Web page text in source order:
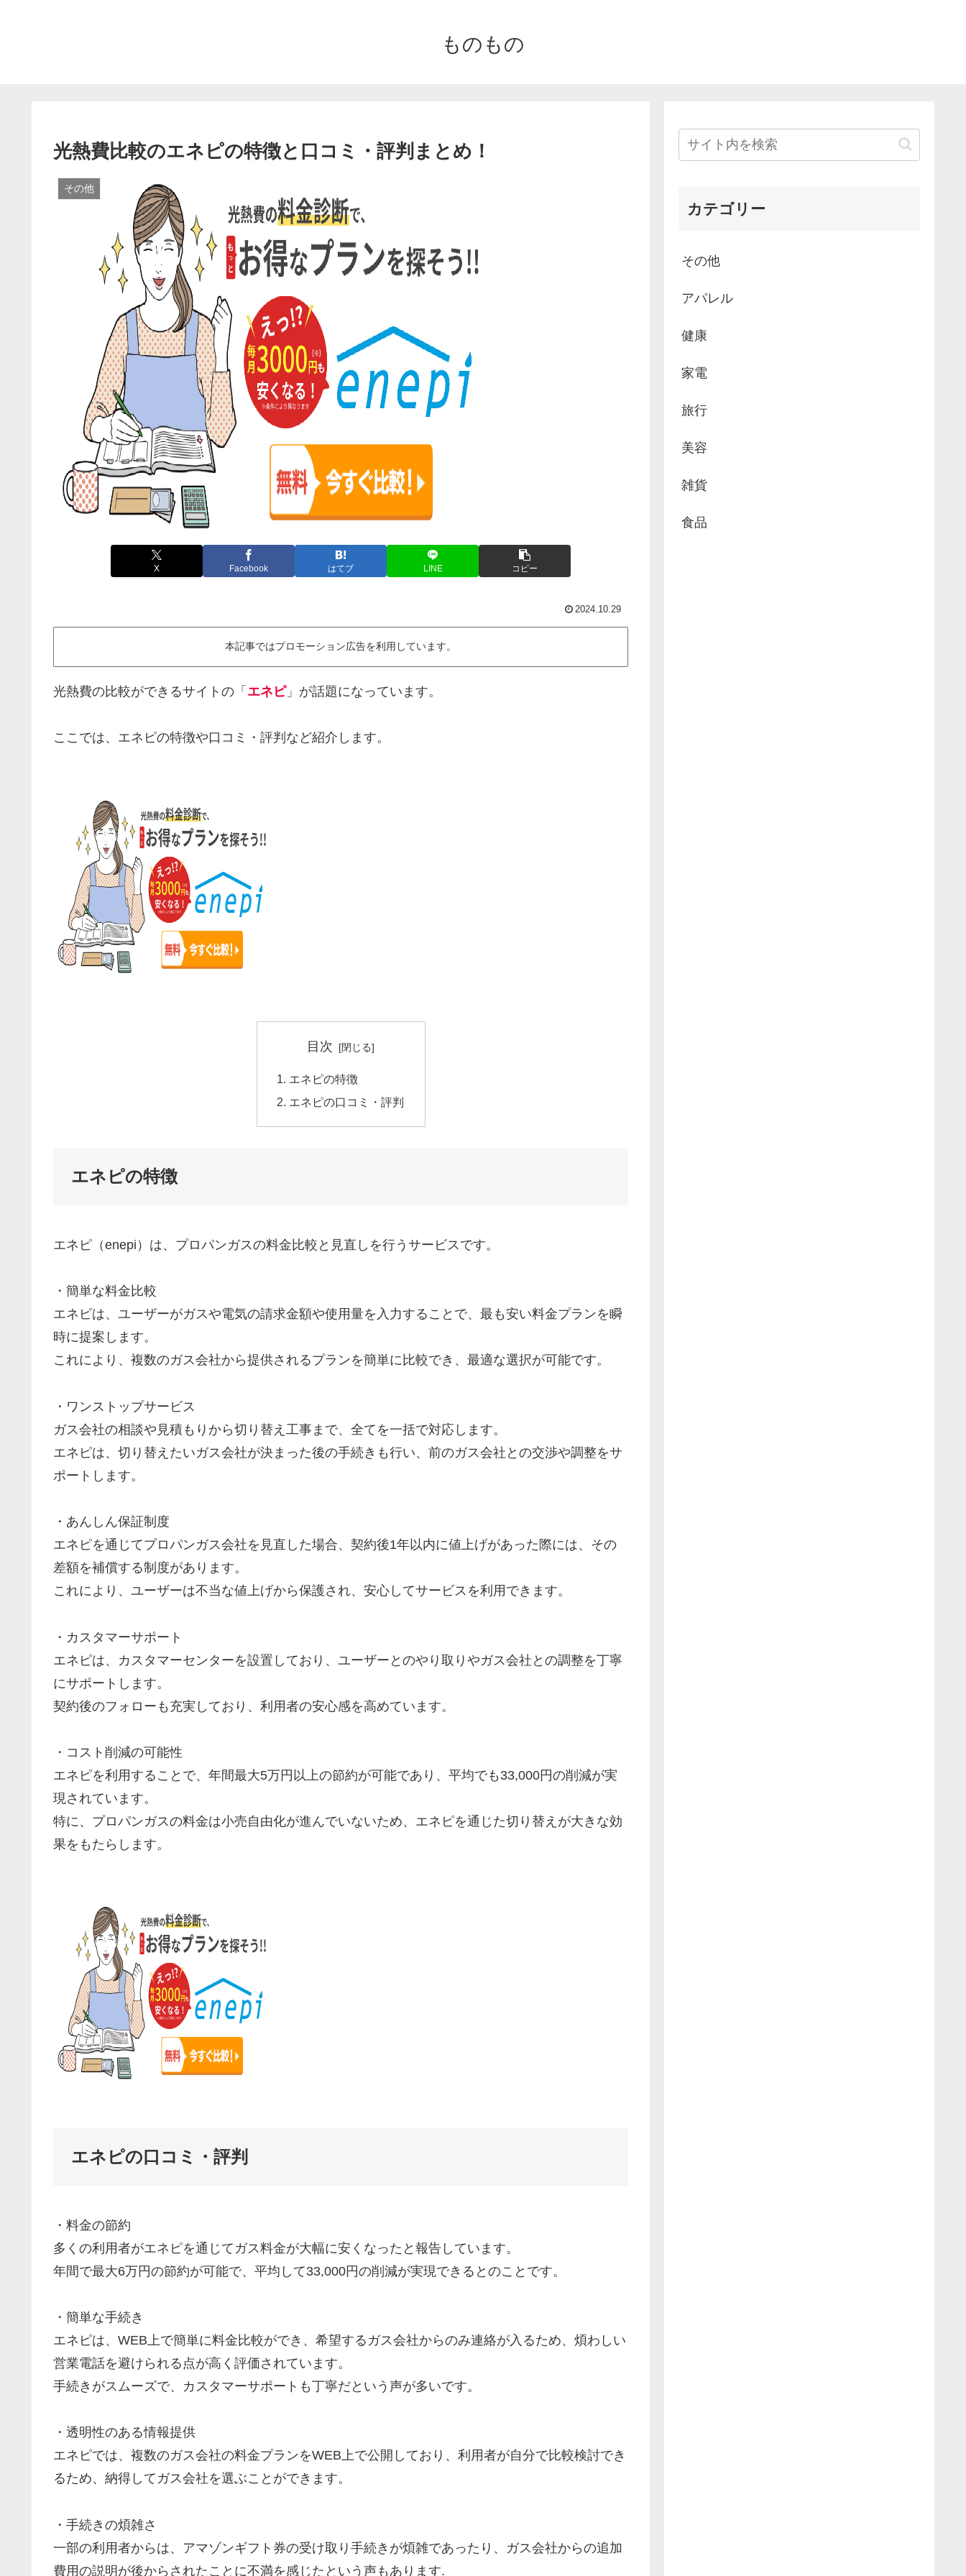
ものもの
光熱費比較のエネピの特徴と口コミ・評判まとめ！
その他
X Facebook はてブ LINE コピー
2024.10.29
本記事ではプロモーション広告を利用しています。
光熱費の比較ができるサイトの「 エネピ」が話題になっています。
ここでは、エネピの特徴や口コミ・評判など紹介します。
目次
エネピの特徴
エネピの口コミ・評判
エネピの特徴
エネピ（enepi）は、プロパンガスの料金比較と見直しを行うサービスです。
・簡単な料金比較
エネピは、ユーザーがガスや電気の請求金額や使用量を入力することで、最も安い料金プランを瞬
時に提案します。
これにより、複数のガス会社から提供されるプランを簡単に比較でき、最適な選択が可能です。
・ワンストップサービス
ガス会社の相談や見積もりから切り替え工事まで、全てを一括で対応します。
エネピは、切り替えたいガス会社が決まった後の手続きも行い、前のガス会社との交渉や調整をサ
ポートします。
・あんしん保証制度
エネピを通じてプロパンガス会社を見直した場合、契約後1年以内に値上げがあった際には、その
差額を補償する制度があります。
これにより、ユーザーは不当な値上げから保護され、安心してサービスを利用できます。
・カスタマーサポート
エネピは、カスタマーセンターを設置しており、ユーザーとのやり取りやガス会社との調整を丁寧
にサポートします。
契約後のフォローも充実しており、利用者の安心感を高めています。
・コスト削減の可能性
エネピを利用することで、年間最大5万円以上の節約が可能であり、平均でも33,000円の削減が実
現されています。
特に、プロパンガスの料金は小売自由化が進んでいないため、エネピを通じた切り替えが大きな効
果をもたらします。
エネピの口コミ・評判
・料金の節約
多くの利用者がエネピを通じてガス料金が大幅に安くなったと報告しています。
年間で最大6万円の節約が可能で、平均して33,000円の削減が実現できるとのことです。
・簡単な手続き
エネピは、WEB上で簡単に料金比較ができ、希望するガス会社からのみ連絡が入るため、煩わしい
営業電話を避けられる点が高く評価されています。
手続きがスムーズで、カスタマーサポートも丁寧だという声が多いです。
・透明性のある情報提供
エネピでは、複数のガス会社の料金プランをWEB上で公開しており、利用者が自分で比較検討でき
るため、納得してガス会社を選ぶことができます。
・手続きの煩雑さ
一部の利用者からは、アマゾンギフト券の受け取り手続きが煩雑であったり、ガス会社からの追加
費用の説明が後からされたことに不満を感じたという声もあります.
カテゴリー
その他
アパレル
健康
家電
旅行
美容
雑貨
食品